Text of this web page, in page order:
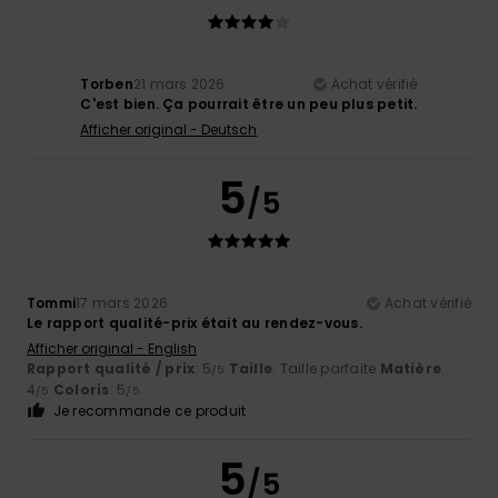
Torben21 mars 2026
Achat vérifié
C'est bien. Ça pourrait être un peu plus petit.
Afficher original - Deutsch
5/5
Tommi17 mars 2026
Achat vérifié
Le rapport qualité-prix était au rendez-vous.
Afficher original - English
Rapport qualité / prix: 5/5 Taille: Taille parfaite Matière:
4/5 Coloris: 5/5
Je recommande ce produit
5/5